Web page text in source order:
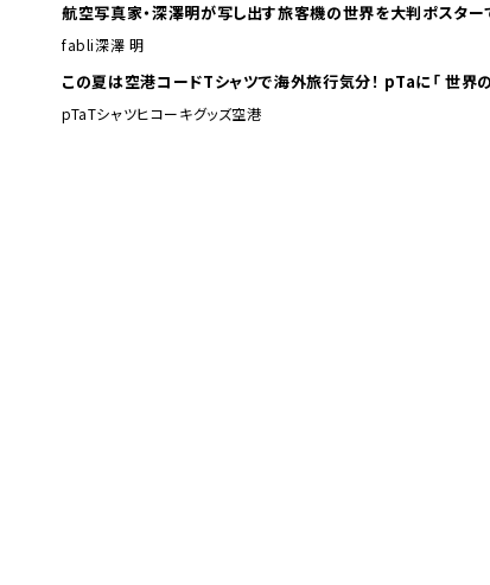
航空写真家・深澤明が写し出す旅客機の世界を大判ポスター
fabli深澤 明
この夏は空港コードTシ
pTaTシャツヒコーキグッズ空港